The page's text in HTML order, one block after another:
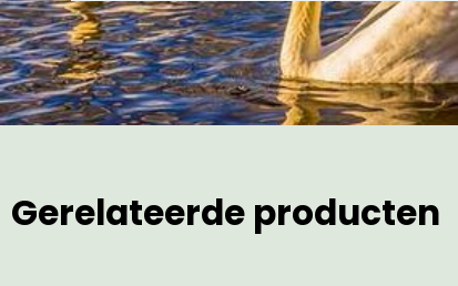
Gerelateerde producten